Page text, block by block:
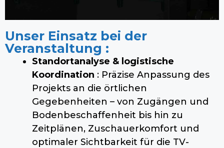
Unser Einsatz bei der
Veranstaltung :
Standortanalyse & logistische
Koordination : Präzise Anpassung des
Projekts an die örtlichen
Gegebenheiten – von Zugängen und
Bodenbeschaffenheit bis hin zu
Zeitplänen, Zuschauerkomfort und
optimaler Sichtbarkeit für die TV-